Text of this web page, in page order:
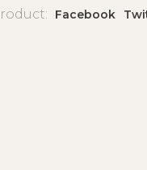
Facebook